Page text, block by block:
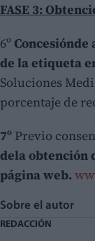
FASE 3:
6º
de la etiqueta
Soluciones
porcentaje de
7º Previo
dela obtención
página web.
Sobre el autor
REDACCIÓN